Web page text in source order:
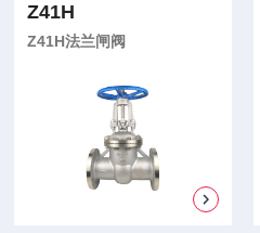
Z41H
Z41H法兰闸阀